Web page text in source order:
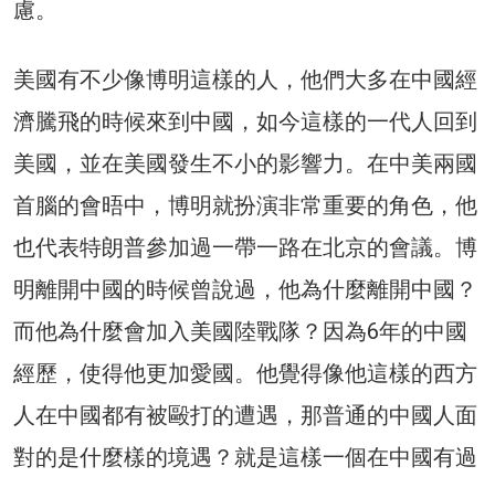
慮。
美國有不少像博明這樣的人，他們大多在中國經
濟騰飛的時候來到中國，如今這樣的一代人回到
美國，並在美國發生不小的影響力。在中美兩國
首腦的會晤中，博明就扮演非常重要的角色，他
也代表特朗普參加過一帶一路在北京的會議。博
明離開中國的時候曾說過，他為什麼離開中國？
而他為什麼會加入美國陸戰隊？因為6年的中國
經歷，使得他更加愛國。他覺得像他這樣的西方
人在中國都有被毆打的遭遇，那普通的中國人面
對的是什麼樣的境遇？就是這樣一個在中國有過